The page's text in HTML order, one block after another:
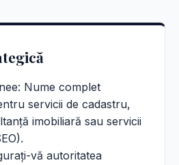
Nume complet
servicii de cadastru,
imobiliară sau servicii
vă autoritatea